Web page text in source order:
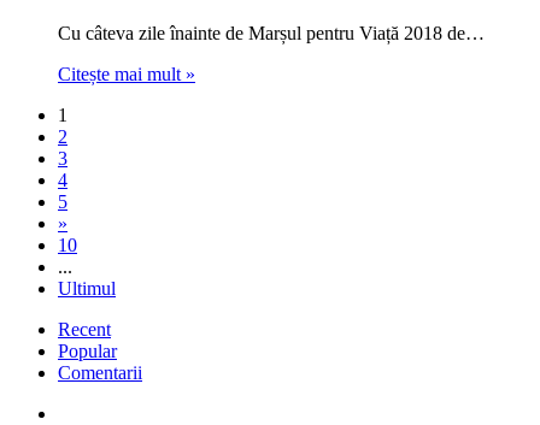
Cu câteva zile înainte de Marșul pentru Viață 2018 de…
Citește mai mult »
1
2
3
4
5
»
10
...
Ultimul
Recent
Popular
Comentarii